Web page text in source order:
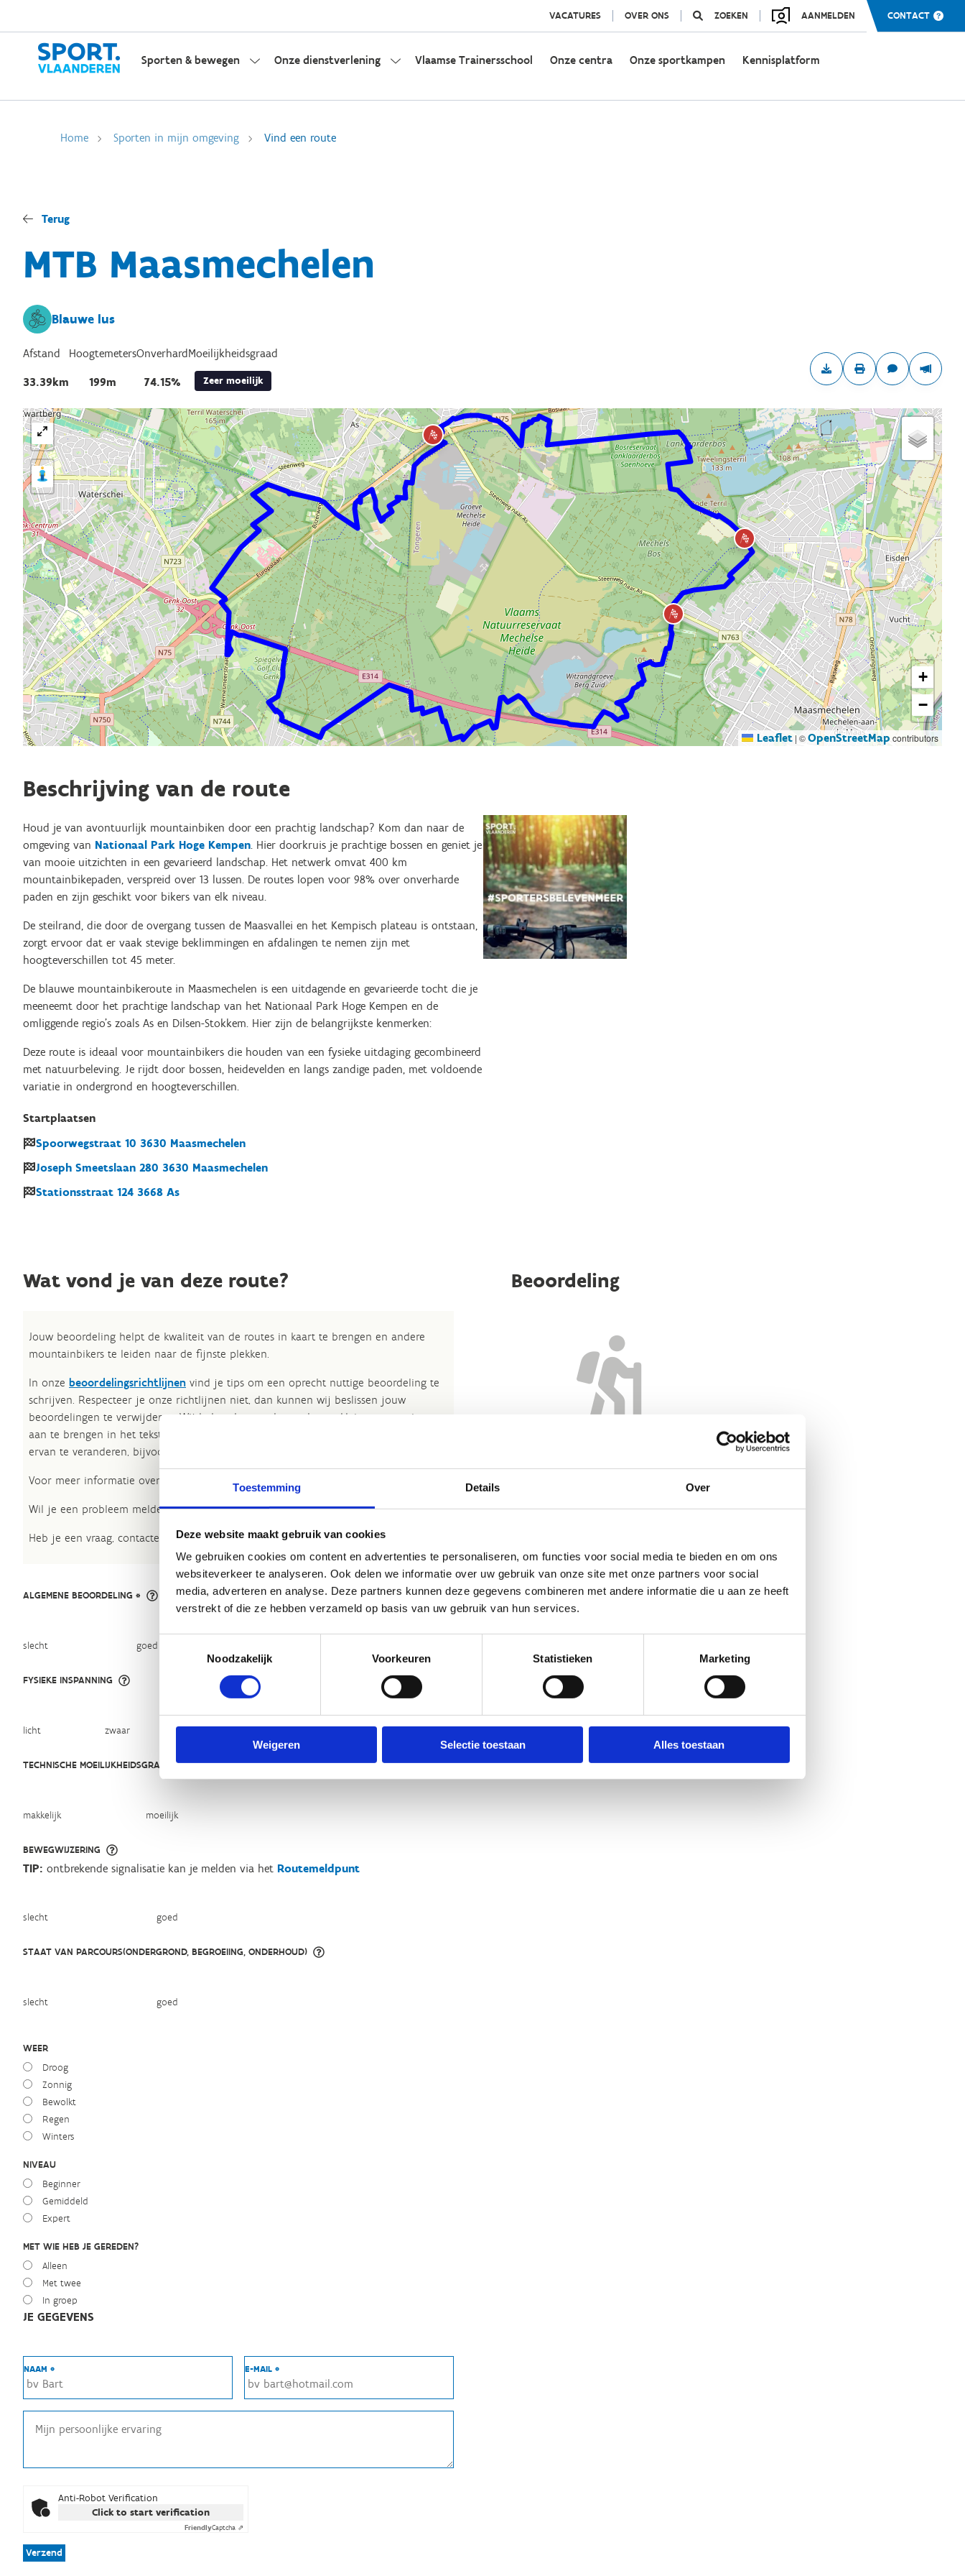
Toestemming Details Over
Deze website maakt gebruik van cookies
We gebruiken cookies om content en advertenties te personaliseren, om functies voor social media te bieden en om ons
websiteverkeer te analyseren. Ook delen we informatie over uw gebruik van onze site met onze partners voor social
media, adverteren en analyse. Deze partners kunnen deze gegevens combineren met andere informatie die u aan ze heeft
verstrekt of die ze hebben verzameld op basis van uw gebruik van hun services.
Noodzakelijk
Voorkeuren Statistieken Marketing
Weigeren Selectie toestaan Alles toestaan
VACATURES OVER ONS ZOEKEN AANMELDEN CONTACT
Sporten & bewegen Onze dienstverlening Vlaamse Trainersschool Onze centra Onze sportkampen Kennisplatform
Home Sporten in mijn omgeving Vind een route
Terug
MTB Maasmechelen
Blauwe lus
Afstand
33.39km
Hoogtemeters
199m
Onverhard
74.15%
Moeilijkheidsgraad
Zeer moeilijk
+
−
Leaflet | ©OpenStreetMap contributors
Beschrijving van de route
Houd je van avontuurlijk mountainbiken door een prachtig landschap? Kom dan naar de
omgeving van Nationaal Park Hoge Kempen. Hier doorkruis je prachtige bossen en geniet je
van mooie uitzichten in een gevarieerd landschap. Het netwerk omvat 400 km
mountainbikepaden, verspreid over 13 lussen. De routes lopen voor 98% over onverharde
paden en zijn geschikt voor bikers van elk niveau.
De steilrand, die door de overgang tussen de Maasvallei en het Kempisch plateau is ontstaan,
zorgt ervoor dat er vaak stevige beklimmingen en afdalingen te nemen zijn met
hoogteverschillen tot 45 meter.
De blauwe mountainbikeroute in Maasmechelen is een uitdagende en gevarieerde tocht die je
meeneemt door het prachtige landschap van het Nationaal Park Hoge Kempen en de
omliggende regio’s zoals As en Dilsen-Stokkem. Hier zijn de belangrijkste kenmerken:
Deze route is ideaal voor mountainbikers die houden van een fysieke uitdaging gecombineerd
met natuurbeleving. Je rijdt door bossen, heidevelden en langs zandige paden, met voldoende
variatie in ondergrond en hoogteverschillen.
Startplaatsen
Spoorwegstraat 10 3630 Maasmechelen
Joseph Smeetslaan 280 3630 Maasmechelen
Stationsstraat 124 3668 As
Wat vond je van deze route?
Jouw beoordeling helpt de kwaliteit van de routes in kaart te brengen en andere
mountainbikers te leiden naar de fijnste plekken.
In onze beoordelingsrichtlijnen vind je tips om een oprecht nuttige beoordeling te
schrijven. Respecteer je onze richtlijnen niet, dan kunnen wij beslissen jouw
beoordelingen te verwijderen. Wij behouden ons het recht om kleine aanpassingen
aan te brengen in het tekstgedeelte van jouw evaluatie zonder de feitelijke inhoud
ervan te veranderen, bijvoorbeeld om taalfouten en leesbaarheid te verbeteren.​
Voor meer informatie over onze routestructuren, neem een kijkje bij de
Wil je een probleem melden op een route? Ga dan naar hetRoutemeldpunt.
Heb je een vraag, contacteer ons viasportievevrijetijd@sport.vlaanderen
ALGEMENE BEOORDELING *
slecht goed
FYSIEKE INSPANNING
licht zwaar
TECHNISCHE MOEILIJKHEIDSGRAAD
makkelijk moeilijk
BEWEGWIJZERING
slecht goed
TIP: ontbrekende signalisatie kan je melden via het Routemeldpunt
STAAT VAN PARCOURS(ONDERGROND, BEGROEIING, ONDERHOUD)
slecht goed
WEER
Droog
Zonnig
Bewolkt
Regen
Winters
NIVEAU
Beginner
Gemiddeld
Expert
MET WIE HEB JE GEREDEN?
Alleen
Met twee
In groep
JE GEGEVENS
NAAM * E-MAIL *
Anti-Robot Verification
Click to start verification
FriendlyCaptcha ⇗
Verzend
Beoordeling